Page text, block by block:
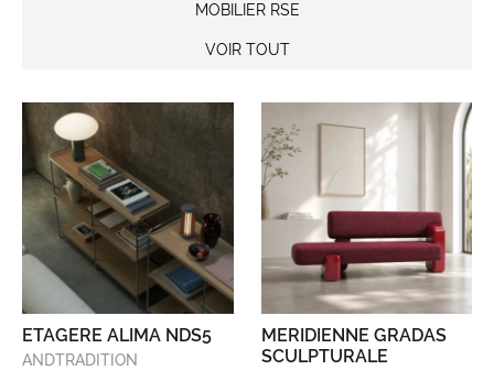
MOBILIER RSE
VOIR TOUT
ETAGERE ALIMA NDS5
ANDTRADITION
MERIDIENNE GRADAS
SCULPTURALE